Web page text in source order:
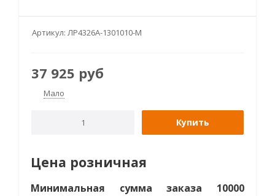
Артикул: ЛР4326A-1301010-М
37 925 руб
Мало
Купить
Цена розничная
Минимальная сумма заказа 10000